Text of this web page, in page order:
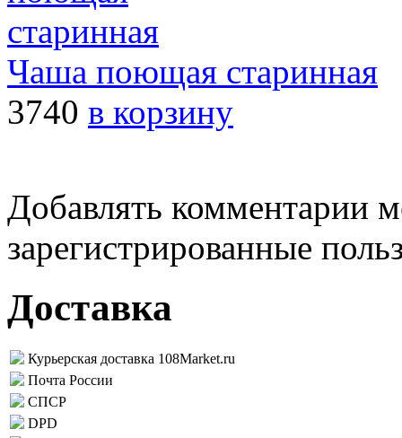
Чаша поющая старинная
3740 в корзину
Добавлять комментарии
зарегистрированные
Доставка
Курьерская доставка 108Market.ru
Почта России
СПСР
DPD